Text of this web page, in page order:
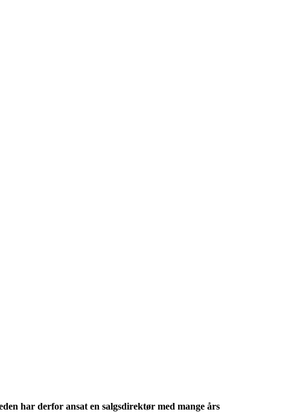
har derfor ansat en salgsdirektør med mange års